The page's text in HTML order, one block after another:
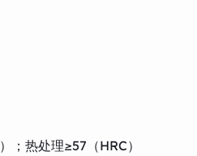
；热处理≥57（HRC）